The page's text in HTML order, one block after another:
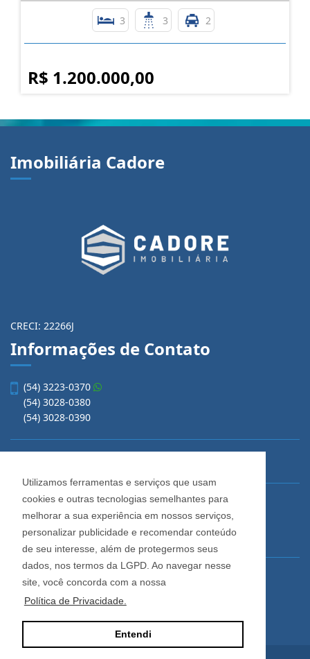
Utilizamos ferramentas e serviços que usam
cookies e outras tecnologias semelhantes para
melhorar a sua experiência em nossos serviços,
personalizar publicidade e recomendar conteúdo
de seu interesse, além de protegermos seus
dados, nos termos da LGPD. Ao navegar nesse
site, você concorda com a nossa
Política de Privacidade.
Entendi
3 3 2
R$ 1.200.000,00
Imobiliária Cadore
CRECI: 22266J
Informações de Contato
(54) 3223-0370
(54) 3028-0380
(54) 3028-0390
Imobiliária Cadore
Rua Os Dezoito do Forte, 1622, Centro
Caxias do Sul - Rio Grande do Sul
Horário de Atendimento
De segunda a sexta-feira
Das 08:30 às 12:00 e das 13:30 às 18:00